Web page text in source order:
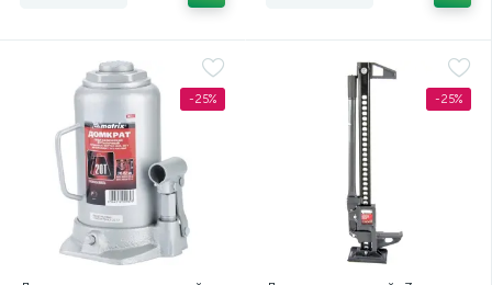
Зубила 4 Зубила по бетону SDS Max
Зубила по бетону SDS Plus
Измерительные колеса
Изоляционные ленты
-25% -25%